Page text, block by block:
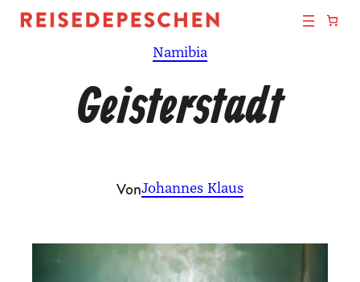
Zum
Namibia
Geisterstadt
VonJohannes Klaus